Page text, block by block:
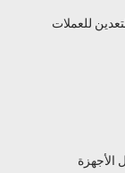
للعملات
الأجهزة